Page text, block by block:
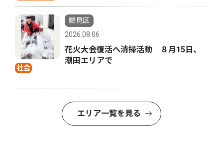
社会
鶴見区
2026.08.06
花火大会復活へ清掃活動 ８月15日、
潮田エリアで
エリア一覧を見る